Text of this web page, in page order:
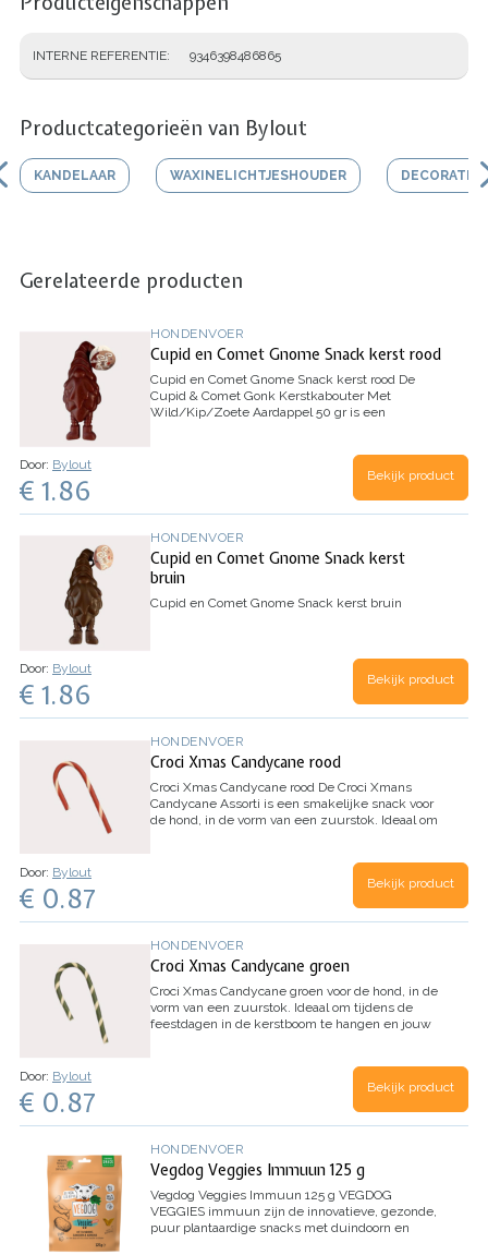
INTERNE REFERENTIE 9346398486865
Productcategorieën van Bylout
KANDELAAR WAXINELICHTJESHOUDER
Gerelateerde producten
HONDENVOER
Cupid en Comet Gnome Snack kerst rood
Cupid en Comet Gnome Snack kerst rood De
Cupid & Comet Gonk Kerstkabouter Met
Wild/Kip/Zoete Aardappel 50 gr is een
Door: Bylout
€ 1.86 Bekijk product
HONDENVOER
Cupid en Comet Gnome Snack kerst
bruin
Cupid en Comet Gnome Snack kerst bruin
Door: Bylout
€ 1.86 Bekijk product
HONDENVOER
Croci Xmas Candycane rood
Croci Xmas Candycane rood De Croci Xmans
Candycane Assorti is een smakelijke snack voor
de hond, in de vorm van een zuurstok. Ideaal om
Door: Bylout
€ 0.87 Bekijk product
HONDENVOER
Croci Xmas Candycane groen
Croci Xmas Candycane groen voor de hond, in de
vorm van een zuurstok. Ideaal om tijdens de
feestdagen in de kerstboom te hangen en jouw
Door: Bylout
€ 0.87 Bekijk product
HONDENVOER
Vegdog Veggies Immuun 125 g
Vegdog Veggies Immuun 125 g VEGDOG
VEGGIES immuun zijn de innovatieve, gezonde,
puur plantaardige snacks met duindoorn en